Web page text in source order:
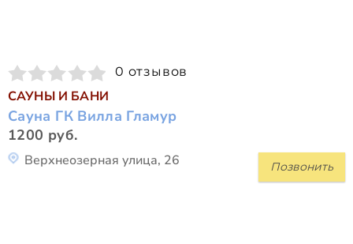
0 отзывов
САУНЫ И БАНИ
Сауна ГК Вилла Гламур
1200 руб.
Позвонить
Верхнеозерная улица, 26